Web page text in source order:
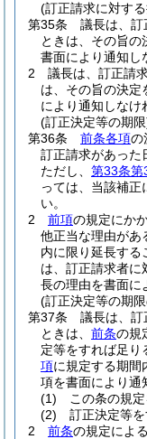
(訂正請求に対す
第35条
議長は、訂
ときは、その旨
書面により通知し
2
議長は、訂正請
は、その旨の決定
により通知しなけ
(訂正決定等の期
第36条
前条各項の
訂正請求があった
ただし、 第33条第
っては、当該補
い。
2
前項の規定にか
他正当な理由があ
内に限り延長する
は、訂正請求者に
長の理由を書面に
(訂正決定等の期
第37条
議長は、訂
ときは、 前条の規
定等をすれば足り
項に規定する期間
項を書面により通
(1)
この条の規
(2)
訂正決定等
2
前条の規定によ